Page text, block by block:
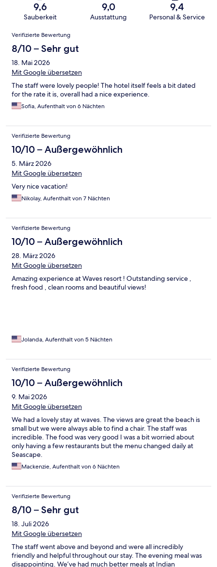
9,6
Sauberkeit
9,0
Ausstattung
9,4
Personal & Service
Bewertungen
Verifizierte Bewertung
8/10 – Sehr gut
18. Mai 2026
Mit Google übersetzen
The staff were lovely people! The hotel itself feels a bit dated
for the rate it is, overall had a nice experience.
Sofia, Aufenthalt von 6 Nächten
Verifizierte Bewertung
10/10 – Außergewöhnlich
5. März 2026
Mit Google übersetzen
Very nice vacation!
Nikolay, Aufenthalt von 7 Nächten
Verifizierte Bewertung
10/10 – Außergewöhnlich
28. März 2026
Mit Google übersetzen
Amazing experience at Waves resort ! Outstanding service ,
fresh food , clean rooms and beautiful views!
Jolanda, Aufenthalt von 5 Nächten
Verifizierte Bewertung
10/10 – Außergewöhnlich
9. Mai 2026
Mit Google übersetzen
We had a lovely stay at waves. The views are great the beach is
small but we were always able to find a chair. The staff was
incredible. The food was very good I was a bit worried about
only having a few restaurants but the menu changed daily at
Seascape.
Mackenzie, Aufenthalt von 6 Nächten
Verifizierte Bewertung
8/10 – Sehr gut
18. Juli 2026
Mit Google übersetzen
The staff went above and beyond and were all incredibly
friendly and helpful throughout our stay. The evening meal was
disappointing. We’ve had much better meals at Indian